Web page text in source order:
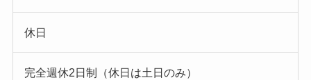
休日
完全週休2日制（休日は土日のみ）